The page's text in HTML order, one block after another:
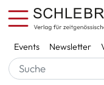
Direkt zum Inhalt
Services
Events Newsletter